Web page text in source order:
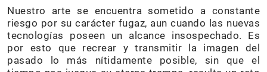
Nuestro arte se encuentra sometido a constante
riesgo por su carácter fugaz, aun cuando las nuevas
tecnologías poseen un alcance insospechado. Es
por esto que recrear y transmitir la imagen del
pasado lo más nítidamente posible, sin que el